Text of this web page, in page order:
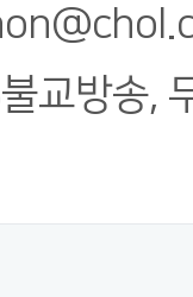
교방송,